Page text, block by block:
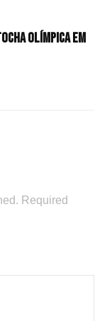
olímpica em
Required